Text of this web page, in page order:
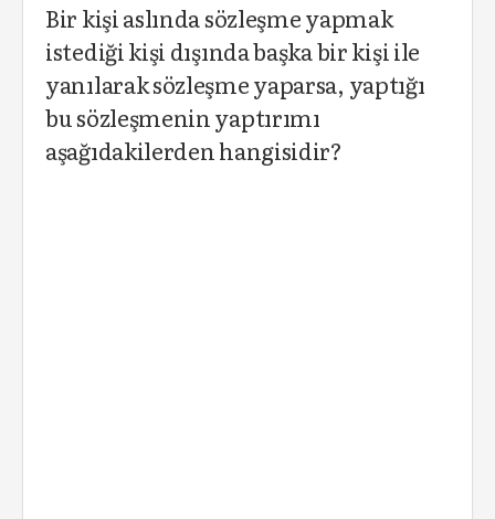
Bir kişi aslında sözleşme yapmak
istediği kişi dışında başka bir kişi ile
yanılarak sözleşme yaparsa, yaptığı
bu sözleşmenin yaptırımı
aşağıdakilerden hangisidir?